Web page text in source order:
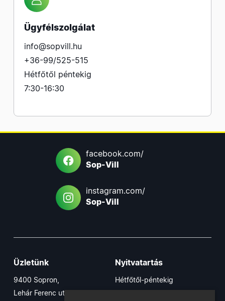
Ügyfélszolgálat
info@sopvill.hu
+36-99/525-515
Hétfőtől péntekig
7:30-16:30
facebook.com/
Sop-Vill
instagram.com/
Sop-Vill
Üzletünk
9400 Sopron,
Lehár Ferenc utca 17/B
Nyitvatartás
Hétfőtől-péntekig
7:30-16:30